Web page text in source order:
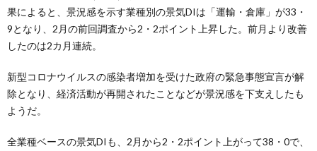
果によると、景況感を示す業種別の景気DIは「運輸・倉庫」が33・
9となり、2月の前回調査から2・2ポイント上昇した。前月より改善
したのは2カ月連続。
新型コロナウイルスの感染者増加を受けた政府の緊急事態宣言が解
除となり、経済活動が再開されたことなどが景況感を下支えしたも
ようだ。
全業種ベースの景気DIも、2月から2・2ポイント上がって38・0で、